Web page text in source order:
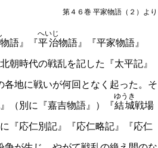
第４６巻 平家物語（２）より
物語』『平治
へいじ
物語』『平家物語』
朝時代の戦乱を記した『太平記』
地に戦いが何回となく起った。そ
』（別に『嘉吉物語』）『結城
ゆうき
戦場
『応仁別記』『応仁略記』『応仁